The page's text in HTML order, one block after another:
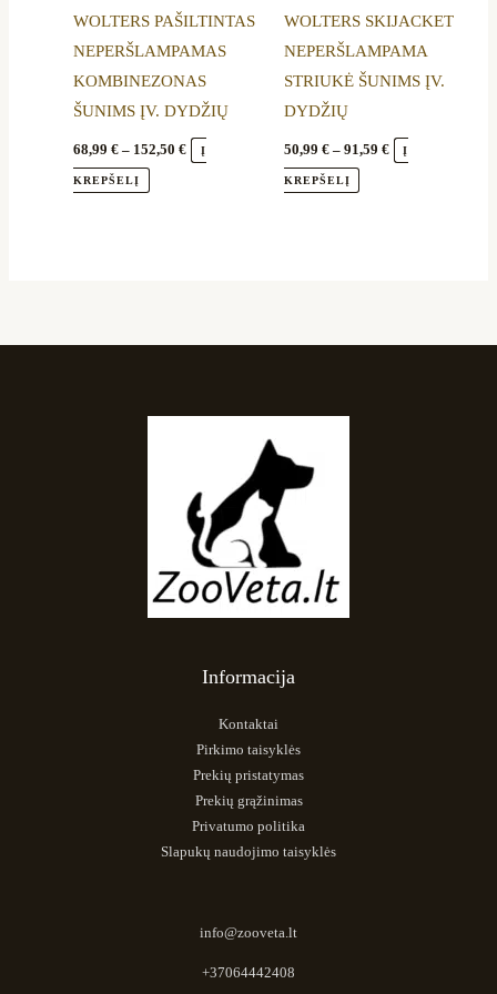
WOLTERS PAŠILTINTAS
NEPERŠLAMPAMAS
KOMBINEZONAS
ŠUNIMS ĮV. DYDŽIŲ
68,99€ – 152,50€ Į
KREPŠELĮ
may
be
chosen
on
the
WOLTERS SKIJACKET
NEPERŠLAMPAMA
STRIUKĖ ŠUNIMS ĮV.
DYDŽIŲ
50,99 € – 91,59 € Į
KREPŠELĮ
may
be
chosen
the
Informacija
Kontaktai
Pirkimo taisyklės
Prekių pristatymas
Prekių grąžinimas
Privatumo politika
Slapukų naudojimo taisyklės
info@zooveta.lt
+37064442408